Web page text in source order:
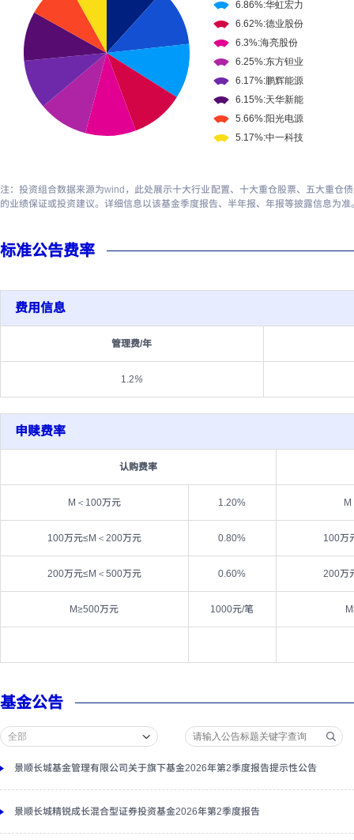
注：投资组合数据来源为wind，此处展示十大行业配置、十大重仓股票、五大重仓
的业绩保证或投资建议。详细信息以该基金季度报告、半年报、年报等披露信息为准
标准公告费率
费用信息
管理费/年
1.2%
申赎费率
认购费率
M＜100万元 1.20%
100万元≤M＜200万元 0.80% 100万
200万元≤M＜500万元 0.60% 200万
M≥500万元 1000元/笔
基金公告
景顺长城基金管理有限公司关于旗下基金2026年第2季度报告提示性公告
景顺长城精锐成长混合型证券投资基金2026年第2季度报告